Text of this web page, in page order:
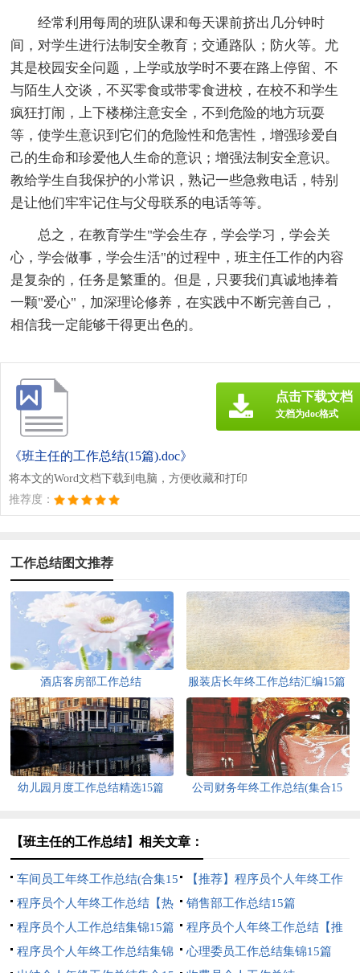
经常利用每周的班队课和每天课前挤出几分钟时
间，对学生进行法制安全教育；交通路队；防火等。尤
其是校园安全问题，上学或放学时不要在路上停留、不
与陌生人交谈，不买零食或带零食进校，在校不和学生
疯狂打闹，上下楼梯注意安全，不到危险的地方玩耍
等，使学生意识到它们的危险性和危害性，增强珍爱自
己的生命和珍爱他人生命的意识；增强法制安全意识。
教给学生自我保护的小常识，熟记一些急救电话，特别
是让他们牢牢记住与父母联系的电话等等。
总之，在教育学生"学会生存，学会学习，学会关
心，学会做事，学会生活"的过程中，班主任工作的内容
是复杂的，任务是繁重的。但是，只要我们真诚地捧着
一颗"爱心"，加深理论修养，在实践中不断完善自己，
相信我一定能够干得更出色的。
《班主任的工作总结(15篇).doc》
将本文的Word文档下载到电脑，方便收藏和打印
推荐度：
点击下载文档
文档为doc格式
工作总结图文推荐
酒店客房部工作总结 服装店长年终工作总结汇编15篇
幼儿园月度工作总结精选15篇
公司财务年终工作总结(集合15
【班主任的工作总结】相关文章：
车间员工年终工作总结(合集15
篇)
【推荐】程序员个人年终工作
总结
程序员个人年终工作总结【热
门】
销售部工作总结15篇
程序员个人工作总结集锦15篇
程序员个人年终工作总结【推
荐】
程序员个人年终工作总结集锦
心理委员工作总结集锦15篇